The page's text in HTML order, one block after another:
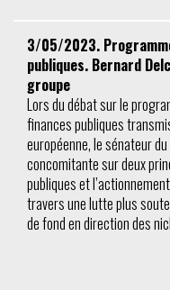
3/05/2023.
publiques. Bernard
groupe
Lors du débat sur le
finances publiques
européenne, le sénateur
concomitante sur deux
publiques et
travers une lutte plus
de fond en direction des